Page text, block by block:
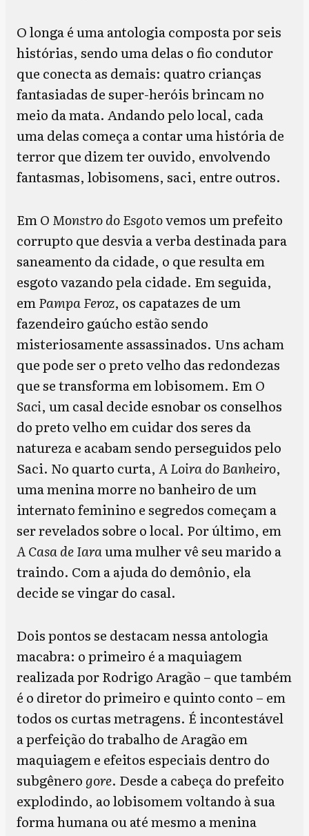
O longa é uma antologia composta por seis
histórias, sendo uma delas o fio condutor
que conecta as demais: quatro crianças
fantasiadas de super-heróis brincam no
meio da mata. Andando pelo local, cada
uma delas começa a contar uma história de
terror que dizem ter ouvido, envolvendo
fantasmas, lobisomens, saci, entre outros.
EmO Monstro do Esgotovemos um prefeito
corrupto que desvia a verba destinada para
saneamento da cidade, o que resulta em
esgoto vazando pela cidade. Em seguida,
emPampa Feroz, os capatazes de um
fazendeiro gaúcho estão sendo
misteriosamente assassinados. Uns acham
que pode ser o preto velho das redondezas
que se transforma em lobisomem. EmO
Saci, um casal decide esnobar os conselhos
do preto velho em cuidar dos seres da
natureza e acabam sendo perseguidos pelo
Saci. No quarto curta, A Loira do Banheiro,
uma menina morre no banheiro de um
internato feminino e segredos começam a
ser revelados sobre o local. Por último, em
A Casa de Iarauma mulher vê seu marido a
traindo. Com a ajuda do demônio, ela
decide se vingar do casal.
Dois pontos se destacam nessa antologia
macabra: o primeiro é a maquiagem
realizada por Rodrigo Aragão – que também
é o diretor do primeiro e quinto conto – em
todos os curtas metragens. É incontestável
a perfeição do trabalho de Aragão em
maquiagem e efeitos especiais dentro do
subgênero gore. Desde a cabeça do prefeito
explodindo, ao lobisomem voltando à sua
forma humana ou até mesmo a menina